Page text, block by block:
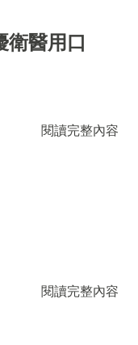
衛醫用口
閱讀完整內容
閱讀完整內容